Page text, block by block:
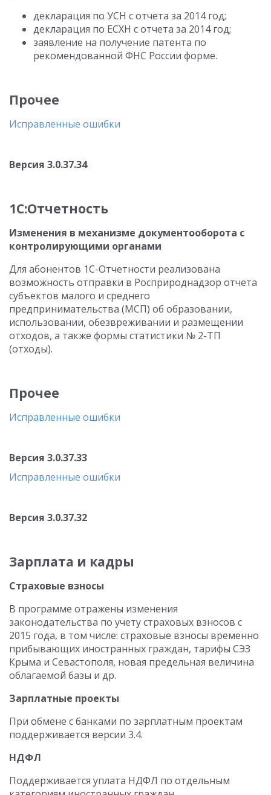
декларация по УСН с отчета за 2014 год;
декларация по ЕСХН с отчета за 2014 год;
заявление на получение патента по
рекомендованной ФНС России форме.
Прочее
Исправленные ошибки
Версия 3.0.37.34
1С:Отчетность
Изменения в механизме документооборота с
контролирующими органами
Для абонентов 1С-Отчетности реализована
возможность отправки в Росприроднадзор отчета
субъектов малого и среднего
предпринимательства (МСП) об образовании,
использовании, обезвреживании и размещении
отходов, а также формы статистики № 2-ТП
(отходы).
Прочее
Исправленные ошибки
Версия 3.0.37.33
Исправленные ошибки
Версия 3.0.37.32
Зарплата и кадры
Страховые взносы
В программе отражены изменения
законодательства по учету страховых взносов с
2015 года, в том числе: страховые взносы временно
прибывающих иностранных граждан, тарифы СЭЗ
Крыма и Севастополя, новая предельная величина
облагаемой базы и др.
Зарплатные проекты
При обмене с банками по зарплатным проектам
поддерживается версии 3.4.
НДФЛ
Поддерживается уплата НДФЛ по отдельным